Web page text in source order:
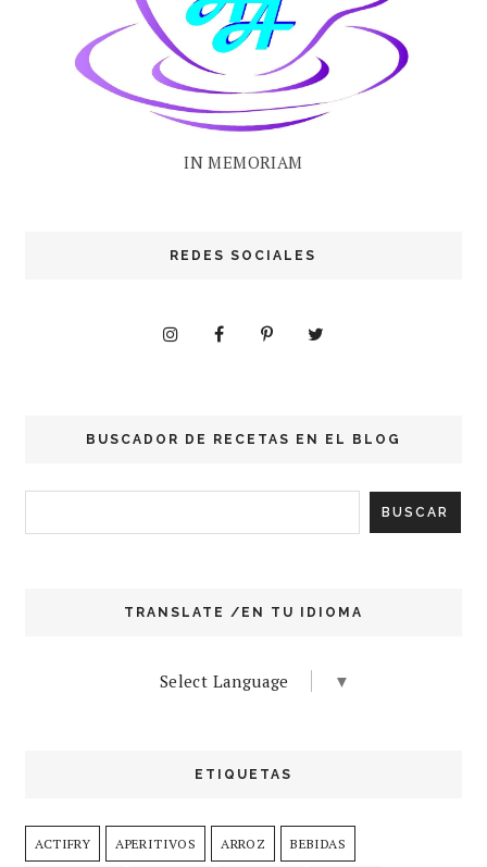
IN MEMORIAM
REDES SOCIALES
BUSCADOR DE RECETAS EN EL BLOG
TRANSLATE /EN TU IDIOMA
Select Language ▼
ETIQUETAS
ACTIFRY APERITIVOS ARROZ BEBIDAS